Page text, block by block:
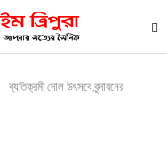
ব্যতিক্রমী দোল উৎসবে বৃন্দাবনের